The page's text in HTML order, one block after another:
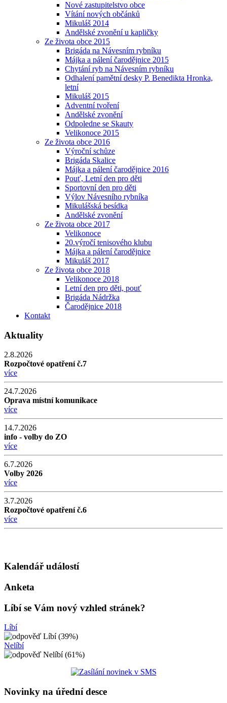
Nové zastupitelstvo obce
Vítání nových občánků
Mikuláš 2014
Andělské zvonění u kapličky
Ze života obce 2015
Brigáda na Návesním rybníku
Májka a pálení čarodějnice 2015
Chytání ryb na Návesním rybníku
Odhalení pamětní desky P. Benedikta Hronka,
letní
Mikuláš 2015
Adventní tvoření
Andělské zvonění
Odpoledne se Skauty
Velikonoce 2015
Ze života obce 2016
Výroční schůze
Brigáda Skalice
Májka a pálení čarodějnice 2016
Pouť, Letní den pro děti
Sportovní den pro děti
Výlov Návesního rybníka
Mikulášská besídka
Andělské zvonění
Ze života obce 2017
Velikonoce
20.výročí tenisového klubu
Májka a pálení čarodějnice
Mikuláš 2017
Ze života obce 2018
Velikonoce 2018
Letní den pro děti, pouť
Brigáda Nádržka
Čarodějnice 2018
Kontakt
Aktuality
2.8.2026
Rozpočtové opatření č.7
více
24.7.2026
Oprava místní komunikace
více
14.7.2026
info - volby do ZO
více
6.7.2026
Volby 2026
více
3.7.2026
Rozpočtové opatření č.6
více
Kalendář událostí
Anketa
Líbí se Vám nový vzhled stránek?
Líbí
Nelíbí
Novinky na úřední desce